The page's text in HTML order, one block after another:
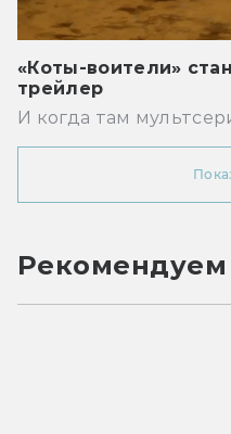
«Коты-воители»
трейлер
И когда там
Рекомендуем